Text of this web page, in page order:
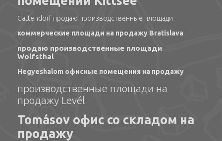
Gattendorf продаю производственные площади
коммерческие площади на продажу Bratislava
продаю производственные площади
Wolfsthal
Hegyeshalom офисные помещения на продажу
производственные площади на
продажу Levél
Tomásov офис со складом на
продажу